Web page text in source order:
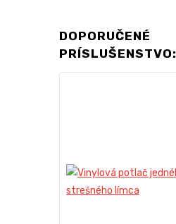
DOPORUČENÉ
PRÍSLUŠENSTVO: